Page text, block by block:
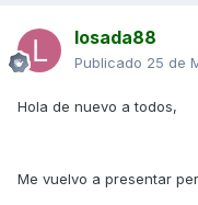
losada88
Publicado 25 de
Hola de nuevo a todos,
Me vuelvo a presentar